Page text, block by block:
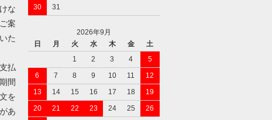
な
案
た
払
間
を
あ
30
31
2026年9月
日
月 火 水 木 金
土
1
2 3 4
5
6
7 8 9 10 11
12
13
14 15 16 17 18
19
20
21 22 23 24 25
26